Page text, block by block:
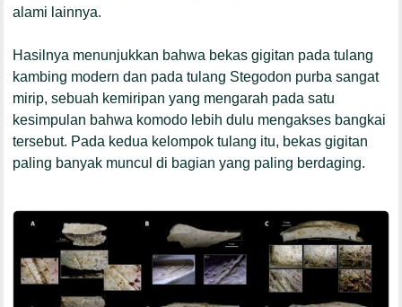
alami lainnya.
Hasilnya menunjukkan bahwa bekas gigitan pada tulang
kambing modern dan pada tulang Stegodon purba sangat
mirip, sebuah kemiripan yang mengarah pada satu
kesimpulan bahwa komodo lebih dulu mengakses bangkai
tersebut. Pada kedua kelompok tulang itu, bekas gigitan
paling banyak muncul di bagian yang paling berdaging.